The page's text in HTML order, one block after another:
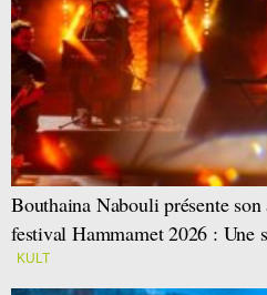
Bouthaina Nabouli présente son
festival Hammamet 2026 : Une
KULT